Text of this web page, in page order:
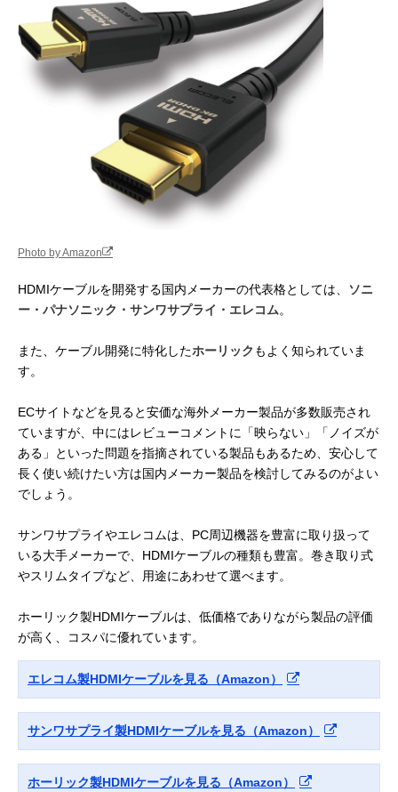
Photo by Amazon
HDMIケーブルを開発する国内メーカーの代表格としては、
ソニ
ー・パナソニック・サンワサプライ・エレコム。
また、ケーブル開発に特化したホーリック もよく知られていま
す。
ECサイトなどを見ると安価な海外メーカー製品が多数販売され
ていますが、中にはレビューコメントに「映らない」「ノイズが
ある」といった問題を指摘されている製品もあるため、安心して
長く使い続けたい方は国内メーカー製品を検討してみるのがよい
でしょう。
サンワサプライやエレコムは、PC周辺機器を豊富に取り扱って
いる大手メーカーで、HDMIケーブルの種類も豊富。巻き取り式
やスリムタイプなど、用途にあわせて選べます。
ホーリック製HDMIケーブルは、低価格でありながら製品の評価
が高く、コスパに優れています。
エレコム製HDMIケーブルを見る（Amazon）
サンワサプライ製HDMIケーブルを見る（Amazon）
ホーリック製HDMIケーブルを見る（Amazon）